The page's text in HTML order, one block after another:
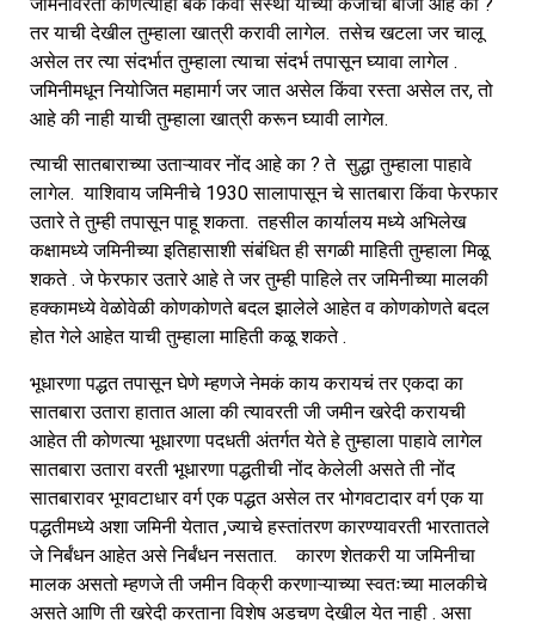
तर याची देखील तुम्हाला खात्री करावी लागेल. तसेच खटला जर चालू
असेल तर त्या संदर्भात तुम्हाला त्याचा संदर्भ तपासून घ्यावा लागेल .
जमिनीमधून नियोजित महामार्ग जर जात असेल किंवा रस्ता असेल तर, तो
आहे की नाही याची तुम्हाला खात्री करून घ्यावी लागेल.
त्याची सातबाराच्या उताऱ्यावर नोंद आहे का ? ते सुद्धा तुम्हाला पाहावे
लागेल. याशिवाय जमिनीचे 1930 सालापासून चे सातबारा किंवा फेरफार
उतारे ते तुम्ही तपासून पाहू शकता. तहसील कार्यालय मध्ये अभिलेख
कक्षामध्ये जमिनीच्या इतिहासाशी संबंधित ही सगळी माहिती तुम्हाला मिळू
शकते . जे फेरफार उतारे आहे ते जर तुम्ही पाहिले तर जमिनीच्या मालकी
हक्कामध्ये वेळोवेळी कोणकोणते बदल झालेले आहेत व कोणकोणते बदल
होत गेले आहेत याची तुम्हाला माहिती कळू शकते .
भूधारणा पद्धत तपासून घेणे म्हणजे नेमकं काय करायचं तर एकदा का
सातबारा उतारा हातात आला की त्यावरती जी जमीन खरेदी करायची
आहेत ती कोणत्या भूधारणा पदधती अंतर्गत येते हे तुम्हाला पाहावे लागेल
सातबारा उतारा वरती भूधारणा पद्धतीची नोंद केलेली असते ती नोंद
सातबारावर भूगवटाधार वर्ग एक पद्धत असेल तर भोगवटादार वर्ग एक या
पद्धतीमध्ये अशा जमिनी येतात ,ज्याचे हस्तांतरण कारण्यावरती भारतातले
जे निर्बंधन आहेत असे निर्बंधन नसतात. कारण शेतकरी या जमिनीचा
मालक असतो म्हणजे ती जमीन विक्री करणाऱ्याच्या स्वतःच्या मालकीचे
असते आणि ती खरेदी करताना विशेष अडचण देखील येत नाही . असा